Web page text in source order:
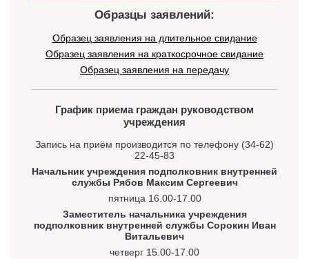
Образцы заявлений:
Образец заявления на длительное свидание
Образец заявления на краткосрочное свидание
Образец заявления на передачу
График приема граждан руководством
учреждения
Запись на приём производится по телефону (34-62)
22-45-83
Начальник учреждения подполковник внутренней
службы Рябов Максим Сергеевич
пятница 16.00-17.00
Заместитель начальника учреждения
подполковник внутренней службы Сорокин Иван
Витальевич
четверг 15.00-17.00